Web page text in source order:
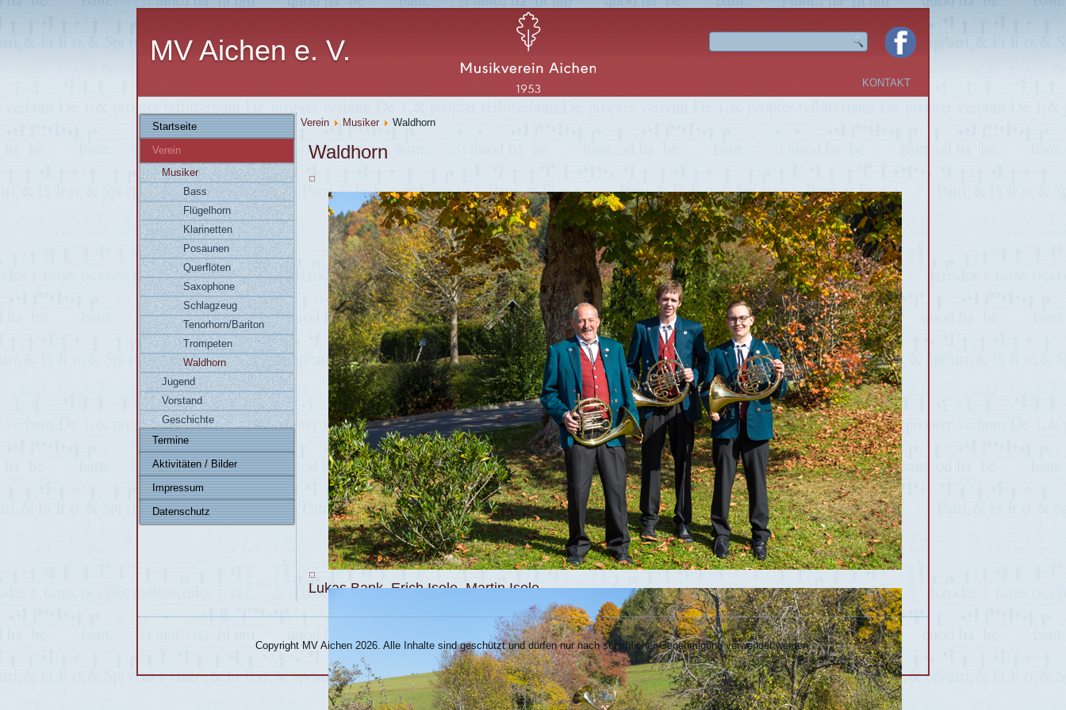
MV Aichen e. V.
KONTAKT
Startseite
Verein
Musiker
Bass
Flügelhorn
Klarinetten
Posaunen
Querflöten
Saxophone
Schlagzeug
Tenorhorn/Bariton
Trompeten
Waldhorn
Jugend
Vorstand
Geschichte
Termine
Aktivitäten / Bilder
Impressum
Datenschutz
Verein Musiker Waldhorn
Waldhorn
Lukas Bank, Erich Isele, Martin Isele
Copyright MV Aichen 2026. Alle Inhalte sind geschützt und dürfen nur nach schriftlicher Genehmigung verwendet werden.